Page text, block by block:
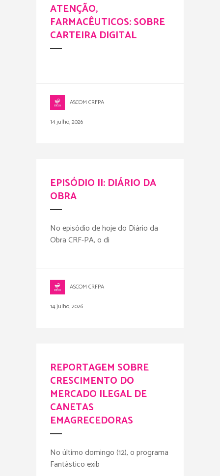
ATENÇÃO,
FARMACÊUTICOS: SOBRE
CARTEIRA DIGITAL
ASCOM CRFPA
14 julho, 2026
EPISÓDIO II: DIÁRIO DA
OBRA
No episódio de hoje do Diário da
Obra CRF-PA, o di
ASCOM CRFPA
14 julho, 2026
REPORTAGEM SOBRE
CRESCIMENTO DO
MERCADO ILEGAL DE
CANETAS
EMAGRECEDORAS
No último domingo (12), o programa
Fantástico exib